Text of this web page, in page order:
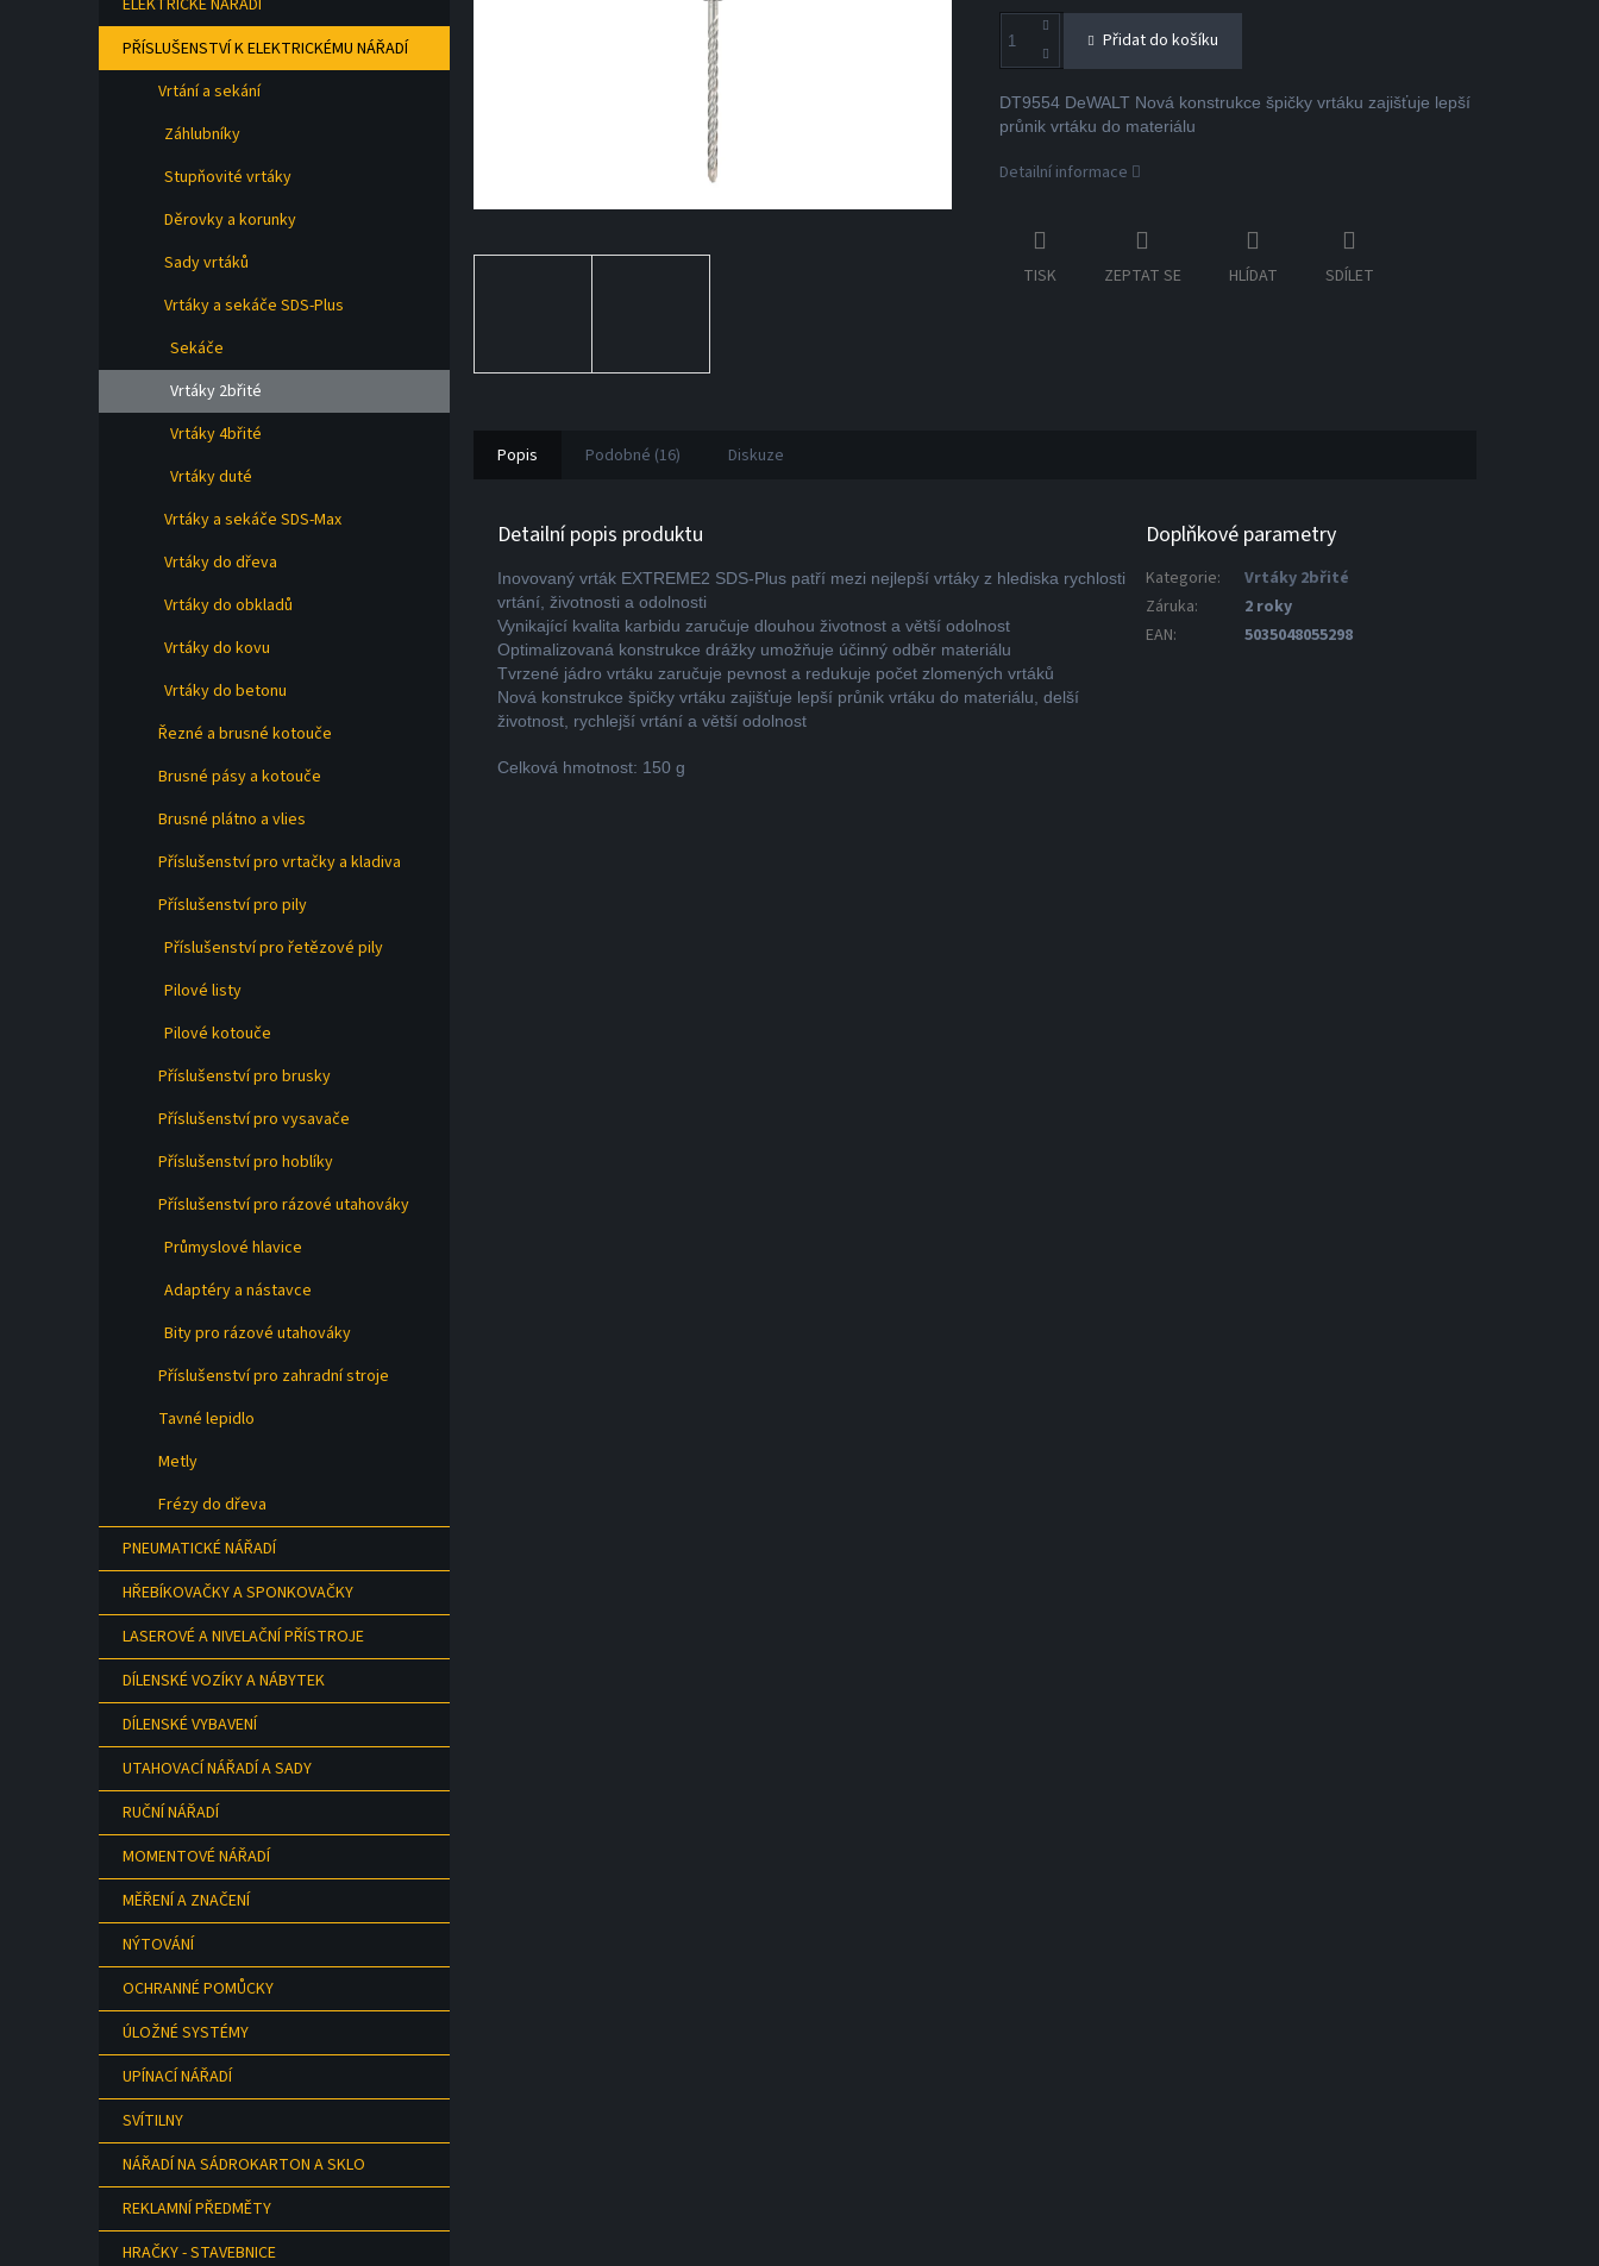
e
ELEKTRICKÉ NÁŘADÍ
PŘÍSLUŠENSTVÍ K ELEKTRICKÉMU NÁŘADÍ
Vrtání a sekání
Záhlubníky
Stupňovité vrtáky
Děrovky a korunky
Sady vrtáků
Vrtáky a sekáče SDS-Plus
Sekáče
Vrtáky 2břité
Vrtáky 4břité
Vrtáky duté
Vrtáky a sekáče SDS-Max
Vrtáky do dřeva
Vrtáky do obkladů
Vrtáky do kovu
Vrtáky do betonu
Řezné a brusné kotouče
Brusné pásy a kotouče
Brusné plátno a vlies
Příslušenství pro vrtačky a kladiva
Příslušenství pro pily
Příslušenství pro řetězové pily
Pilové listy
Pilové kotouče
Příslušenství pro brusky
Příslušenství pro vysavače
Příslušenství pro hoblíky
Příslušenství pro rázové utahováky
Průmyslové hlavice
Adaptéry a nástavce
Bity pro rázové utahováky
Příslušenství pro zahradní stroje
Tavné lepidlo
Metly
Frézy do dřeva
PNEUMATICKÉ NÁŘADÍ
HŘEBÍKOVAČKY A SPONKOVAČKY
LASEROVÉ A NIVELAČNÍ PŘÍSTROJE
DÍLENSKÉ VOZÍKY A NÁBYTEK
DÍLENSKÉ VYBAVENÍ
UTAHOVACÍ NÁŘADÍ A SADY
RUČNÍ NÁŘADÍ
MOMENTOVÉ NÁŘADÍ
MĚŘENÍ A ZNAČENÍ
NÝTOVÁNÍ
OCHRANNÉ POMŮCKY
ÚLOŽNÉ SYSTÉMY
UPÍNACÍ NÁŘADÍ
SVÍTILNY
NÁŘADÍ NA SÁDROKARTON A SKLO
REKLAMNÍ PŘEDMĚTY
HRAČKY - STAVEBNICE
Přidat do košíku
DT9554 DeWALT Nová konstrukce špičky vrtáku zajišťuje lepší
průnik vrtáku do materiálu
Detailní informace
TISK ZEPTAT SE HLÍDAT SDÍLET
Popis Podobné (16) Diskuze
Detailní popis produktu
Inovovaný vrták EXTREME2 SDS-Plus patří mezi nejlepší vrtáky z hlediska rychlosti
vrtání, životnosti a odolnosti
Vynikající kvalita karbidu zaručuje dlouhou životnost a větší odolnost
Optimalizovaná konstrukce drážky umožňuje účinný odběr materiálu
Tvrzené jádro vrtáku zaručuje pevnost a redukuje počet zlomených vrtáků
Nová konstrukce špičky vrtáku zajišťuje lepší průnik vrtáku do materiálu, delší
životnost, rychlejší vrtání a větší odolnost
Celková hmotnost: 150 g
Doplňkové parametry
Kategorie:
Vrtáky 2břité
Záruka:
2 roky
EAN: 5035048055298